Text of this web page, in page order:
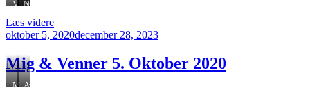
VitelloSvinekæber
Napoletansk
Læs videre“RetroGusto,
Vesterbrogade
d.
13.
Udgivet
oktober 5, 2020december 28, 2023
Mig & Venner 5. Oktober 2020
MigAvokado